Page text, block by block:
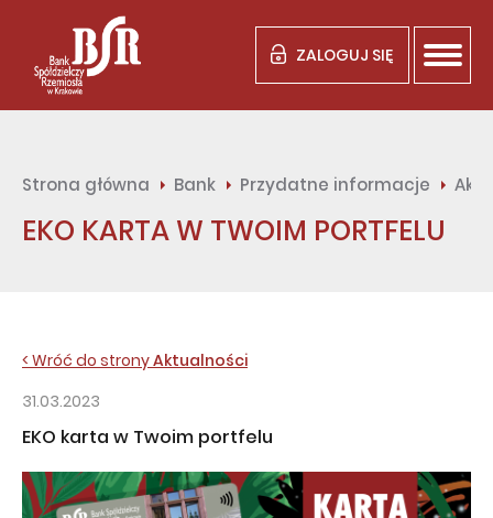
ZALOGUJ SIĘ
Strona główna Bank Przydatne informacje
EKO KARTA W TWOIM PORTFELU
< Wróć do stronyAktualności
31.03.2023
EKO karta w Twoim portfelu